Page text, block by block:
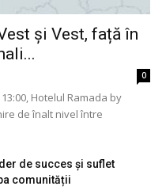
și Vest, față în
0
Hotelul Ramada by
de înalt nivel între
de succes și suflet
comunității